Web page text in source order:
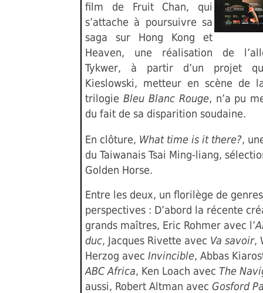
film de Fruit Chan, qui
s’attache à poursuivre sa
saga sur Hong Kong et
Heaven, une réalisation de
Tykwer, à partir d’un projet
Kieslowski, metteur en scène de
trilogie Bleu Blanc Rouge, n’a pu
du fait de sa disparition soudaine.
En clôture, What time is it there?,
du Taiwanais Tsai Ming-liang,
Golden Horse.
Entre les deux, un florilège de
perspectives : D’abord la récente
grands maîtres, Eric Rohmer avec l’
duc, Jacques Rivette avec Va savoir,
Herzog avec Invincible, Abbas
ABC Africa, Ken Loach avec The
aussi, Robert Altman avec Gosford